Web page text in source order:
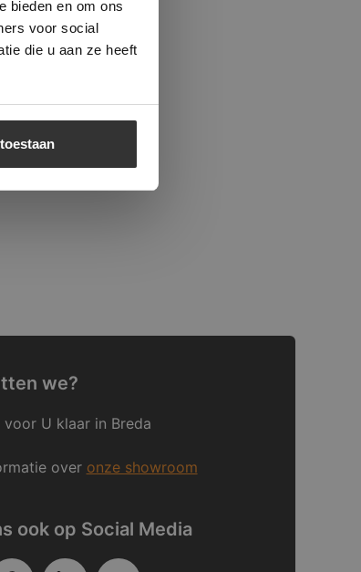
bieden en om ons
voor social
die u aan ze heeft
we?
voor U klaar in Breda
over onze showroom
ook op Social Media